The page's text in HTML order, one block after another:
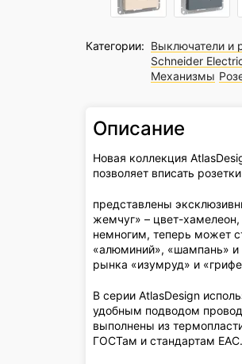
Категории: Выключатели и
Schneider
Механизмы
Описание
Новая коллекция
позволяет вписать
представлены
жемчуг» – цвет-
немногим, теперь может
«алюминий», «шампань»
рынка «изумруд» и
В серии AtlasDesign
удобным подводом
выполнены из
ГОСТам и стандартам ЕАС.